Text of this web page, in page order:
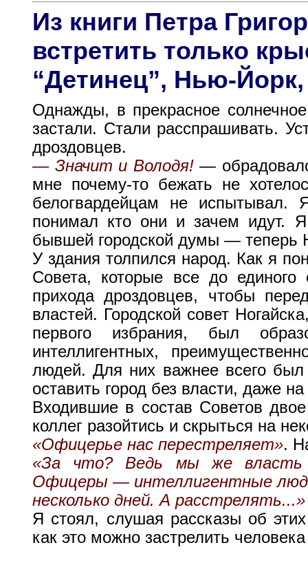
Из книги Петра
встретить только
“Детинец”, Нью-Йорк,
Однажды, в прекрасное
застали. Стали расспрашивать.
дроздовцев.
— Значит и Володя!—
мне почему-то бежать не
белогвардейцам не
понимал кто они и зачем идут. Я
бывшей городской думы — теперь
У здания толпился народ. Как я
Совета, которые все до
прихода дроздовцев, чтобы
властей. Городской совет
первого избрания, был
интеллигентных,
людей. Для них важнее всего
оставить город без власти, даже
Входившие в состав Советов
коллег разойтись и скрыться на
«Офицерье нас перестреляет».
«За что? Ведь мы же власть
Офицеры — интеллигентные
несколько дней. А расстрелять...»
Я стоял, слушая рассказы об
как это можно застрелить